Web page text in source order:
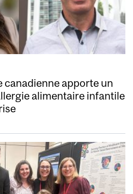
canadienne apporte un
alimentaire infantile